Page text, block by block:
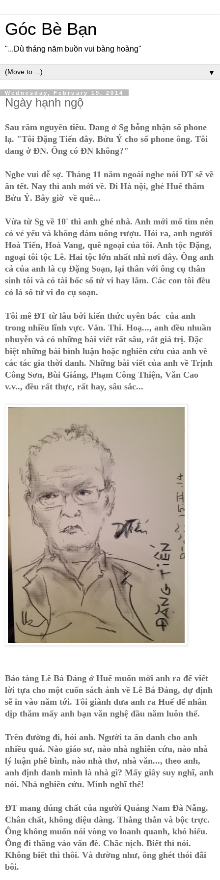
Góc Bè Bạn
"...Dù tháng năm buồn vui bàng hoàng"
▼
Wednesday, February 19, 2014
Ngày hạnh ngộ
Sau rằm nguyên tiêu. Đang ở Sg bỗng nhận số phone
lạ. "Tôi Đặng Tiến đây. Bửu Ý cho số phone ông. Tôi
đang ở ĐN. Ông có ĐN không?"
Nghe vui dễ sợ. Tháng 11 năm ngoái nghe nói ĐT sẽ về
ăn tết. Nay thì anh mới về. Đi Hà nội, ghé Huế thăm
Bửu Ý. Bây giờ về quê...
Vừa từ Sg về 10' thì anh ghé nhà. Anh mới mổ tim nên
có vẻ yếu và không dám uống rượu. Hỏi ra, anh người
Hoà Tiến, Hoà Vang, quê ngoại của tôi. Anh tộc Đặng,
ngoại tôi tộc Lê. Hai tộc lớn nhất nhì nơi đây. Ông anh
cả của anh là cụ Đặng Soạn, lại thân với ông cụ thân
sinh tôi và có tài bốc số tử vi hay lắm. Các con tôi đều
có lá số tử vi do cụ soạn.
Tôi mê ĐT từ lâu bởi kiến thức uyên bác của anh
trong nhiều lĩnh vực. Văn. Thi. Hoạ..., anh đều nhuần
nhuyễn và có những bài viết rất sâu, rất giá trị. Đặc
biệt những bài bình luận hoặc nghiên cứu của anh về
các tác gia thời danh. Những bài viết của anh về Trịnh
Công Sơn, Bùi Giáng, Phạm Công Thiện, Văn Cao
v.v.., đều rất thực, rất hay, sâu sắc...
Bảo tàng Lê Bá Đảng ở Huế muốn mời anh ra để viết
lời tựa cho một cuốn sách ảnh về Lê Bá Đảng, dự định
sẽ in vào năm tới. Tôi giành đưa anh ra Huế để nhân
dịp thăm mấy anh bạn văn nghệ đầu năm luôn thể.
Trên đường đi, hỏi anh. Người ta ấn danh cho anh
nhiều quá. Nào giáo sư, nào nhà nghiên cứu, nào nhà
lý luận phê bình, nào nhà thơ, nhà văn..., theo anh,
anh định danh mình là nhà gì? Mấy giây suy nghĩ, anh
nói. Nhà nghiên cứu. Mình nghĩ thế!
ĐT mang đúng chất của người Quảng Nam Đà Nẵng.
Chân chất, không điệu đàng. Thẳng thắn và bộc trực.
Ông không muốn nói vòng vo loanh quanh, khó hiểu.
Ông đi thẳng vào vấn đề. Chắc nịch. Biết thì nói.
Không biết thì thôi. Và dường như, ông ghét thói đãi
bôi.